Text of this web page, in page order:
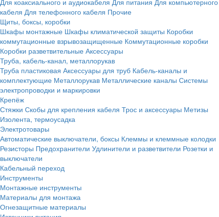
Для коаксиального и аудиокабеля Для питания Для компьютерного
кабеля Для телефонного кабеля Прочие
Щиты, боксы, коробки
Шкафы монтажные Шкафы климатической защиты Коробки
коммутационные взрывозащищенные Коммутационные коробки
Коробки разветвительные Аксессуары
Труба, кабель-канал, металлорукав
Труба пластиковая Аксессуары для труб Кабель-каналы и
комплектующие Металлорукав Металлические каналы Системы
электропроводки и маркировки
Крепёж
Стяжки Скобы для крепления кабеля Трос и аксессуары Метизы
Изолента, термоусадка
Электротовары
Автоматические выключатели, боксы Клеммы и клеммные колодки
Резисторы Предохранители Удлинители и разветвители Розетки и
выключатели
Кабельный переход
Инструменты
Монтажные инструменты
Материалы для монтажа
Огнезащитные материалы